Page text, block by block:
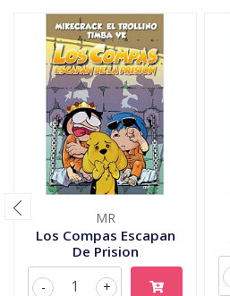
MR
Los Compas Escapan
De Prision
+
-